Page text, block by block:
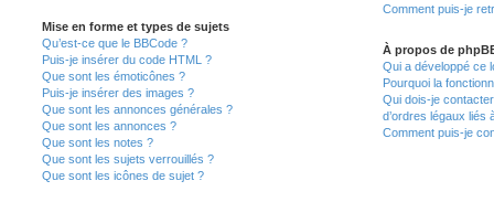
Mise en forme et types de sujets
Qu’est-ce que le BBCode ?
Puis-je insérer du code HTML ?
Que sont les émoticônes ?
Puis-je insérer des images ?
Que sont les annonces générales ?
Que sont les annonces ?
Que sont les notes ?
Que sont les sujets verrouillés ?
Que sont les icônes de sujet ?
Comment puis-je
À propos de
Qui a développé ce
Pourquoi la
Qui dois-je
d’ordres légaux liés
Comment puis-je